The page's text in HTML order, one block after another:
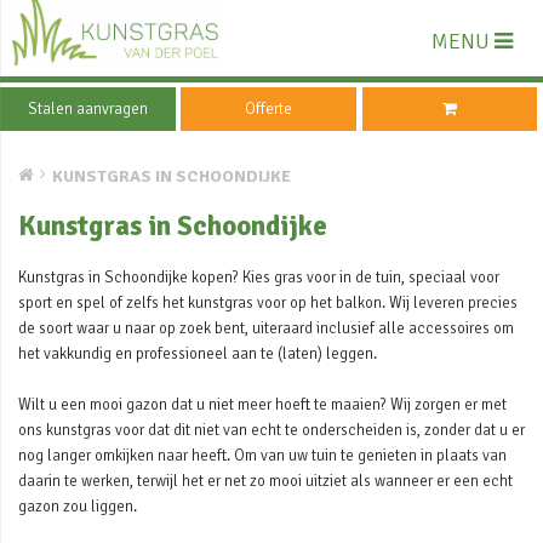
MENU
Stalen aanvragen Offerte
KUNSTGRAS IN SCHOONDIJKE
Kunstgras in Schoondijke
Kunstgras in Schoondijke kopen? Kies gras voor in de tuin, speciaal voor
sport en spel of zelfs het kunstgras voor op het balkon. Wij leveren precies
de soort waar u naar op zoek bent, uiteraard inclusief alle accessoires om
het vakkundig en professioneel aan te (laten) leggen.
Wilt u een mooi gazon dat u niet meer hoeft te maaien? Wij zorgen er met
ons kunstgras voor dat dit niet van echt te onderscheiden is, zonder dat u er
nog langer omkijken naar heeft. Om van uw tuin te genieten in plaats van
daarin te werken, terwijl het er net zo mooi uitziet als wanneer er een echt
gazon zou liggen.